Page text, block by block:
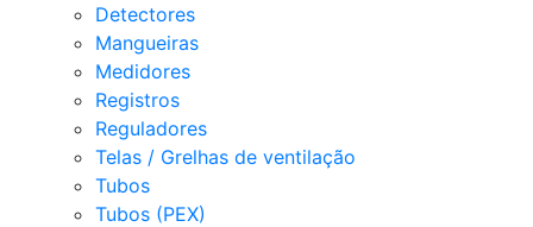
Detectores
Mangueiras
Medidores
Registros
Reguladores
Telas / Grelhas de ventilação
Tubos
Tubos (PEX)